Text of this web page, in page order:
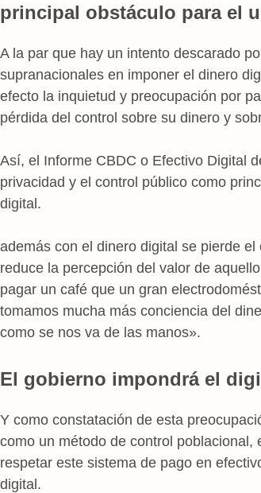
principal obstáculo para el
A la par que hay un intento descarado
supranacionales en imponer el dinero
efecto la inquietud y preocupación por
pérdida del control sobre su dinero y
Así, el Informe CBDC o Efectivo Digital
privacidad y el control público como
digital.
además con el dinero digital se pierde
reduce la percepción del valor de
pagar un café que un gran
tomamos mucha más conciencia del
como se nos va de las manos».
El gobierno impondrá el
Y como constatación de esta
como un método de control
respetar este sistema de pago en
digital.